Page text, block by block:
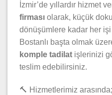
İzmir’de yıllardır hizmet
firması olarak, küçük
dönüşümlere kadar her
Bostanlı başta olmak
komple tadilat işlerinizi
teslim edebilirsiniz.
🔨 Hizmetlerimiz arasında;